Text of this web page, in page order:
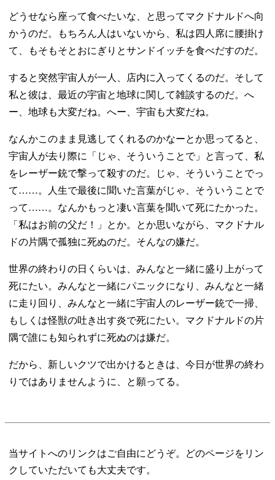
どうせなら座って食べたいな、と思ってマクドナルドへ向
かうのだ。もちろん人はいないから、私は四人席に腰掛け
て、もそもそとおにぎりとサンドイッチを食べだすのだ。
すると突然宇宙人が一人、店内に入ってくるのだ。そして
私と彼は、最近の宇宙と地球に関して雑談するのだ。へ
ー、地球も大変だね。へー、宇宙も大変だね。
なんかこのまま見逃してくれるのかなーとか思ってると、
宇宙人が去り際に「じゃ、そういうことで」と言って、私
をレーザー銃で撃って殺すのだ。じゃ、そういうことでっ
て……。人生で最後に聞いた言葉がじゃ、そういうことで
って……。なんかもっと凄い言葉を聞いて死にたかった。
「私はお前の父だ！」とか。とか思いながら、マクドナル
ドの片隅で孤独に死ぬのだ。そんなの嫌だ。
世界の終わりの日くらいは、みんなと一緒に盛り上がって
死にたい。みんなと一緒にパニックになり、みんなと一緒
に走り回り、みんなと一緒に宇宙人のレーザー銃で一掃、
もしくは怪獣の吐き出す炎で死にたい。マクドナルドの片
隅で誰にも知られずに死ぬのは嫌だ。
だから、新しいクツで出かけるときは、今日が世界の終わ
りではありませんように、と願ってる。
当サイトへのリンクはご自由にどうぞ。どのページをリン
クしていただいても大丈夫です。